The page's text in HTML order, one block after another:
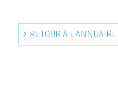
RETOUR À L'ANNUAIRE